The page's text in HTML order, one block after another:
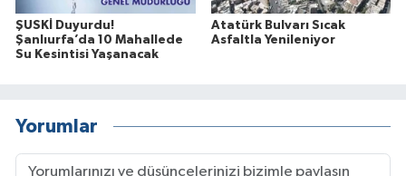
ŞUSKİ Duyurdu!
Şanlıurfa’da 10 Mahallede
Su Kesintisi Yaşanacak
Atatürk Bulvarı Sıcak
Asfaltla Yenileniyor
Yorumlar